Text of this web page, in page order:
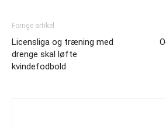
Forrige artikel
Licensliga og træning med
drenge skal løfte
kvindefodbold